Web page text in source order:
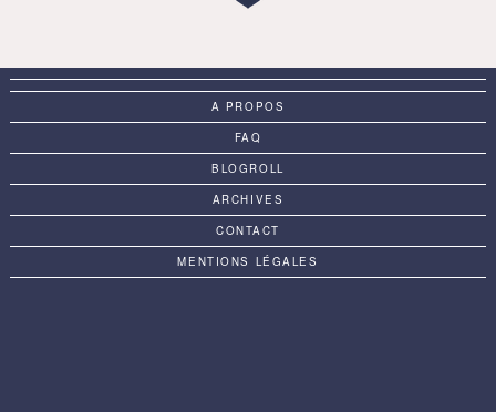
A PROPOS
FAQ
BLOGROLL
ARCHIVES
CONTACT
MENTIONS LÉGALES